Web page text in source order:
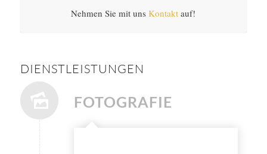
Nehmen Sie mit unsKontakt auf!
DIENSTLEISTUNGEN
FOTOGRAFIE